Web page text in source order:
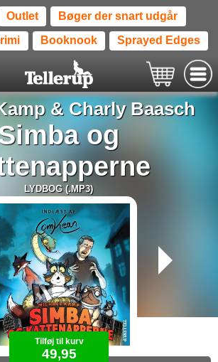
Outlet Bøger der snart udgår
Booknook Sprayed Edges
& Charly Baasch
og
LYDBOG (.MP3)
Tilføj til kurv
49,95